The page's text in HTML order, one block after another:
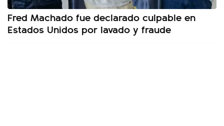
Fred Machado fue declarado culpable en
Estados Unidos por lavado y fraude